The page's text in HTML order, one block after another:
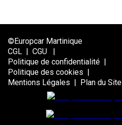
©Europcar Martinique
CGL | CGU
|
Politique de confidentialité |
Politique des cookies |
Mentions Légales | Plan du Site